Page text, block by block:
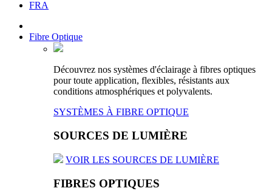
FRA
Fibre Optique
Découvrez nos systèmes d'éclairage à fibres optiques
pour toute application, flexibles, résistants aux
conditions atmosphériques et polyvalents.
SYSTÈMES À FIBRE OPTIQUE
SOURCES DE LUMIÈRE
VOIR LES SOURCES DE LUMIÈRE
FIBRES OPTIQUES